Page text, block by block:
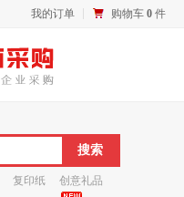
我的订单 购物车 0 件
复印纸 创意礼品